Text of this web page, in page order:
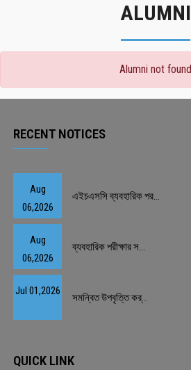
ALUMNI
Alumni not found
RECENT NOTICES
Aug
06,2026
এইচএসসি ব্যবহারিক পর...
Aug
06,2026
ব্যবহারিক পরীক্ষার স...
Jul 01,2026
সমন্বিত উপবৃত্তি কর্...
QUICK LINK